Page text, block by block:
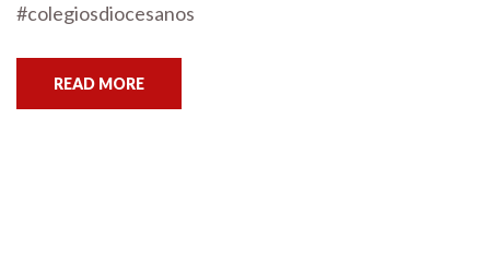
#colegiosdiocesanos
READ MORE